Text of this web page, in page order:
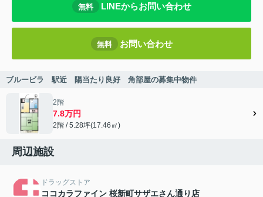
無料 LINEからお問い合わせ
無料 お問い合わせ
ブルービラ 駅近 陽当たり良好 角部屋の募集中物件
2階
7.8万円
2階 / 5.28坪(17.46㎡)
周辺施設
ドラッグストア
ココカラファイン 桜新町サザエさん通り店